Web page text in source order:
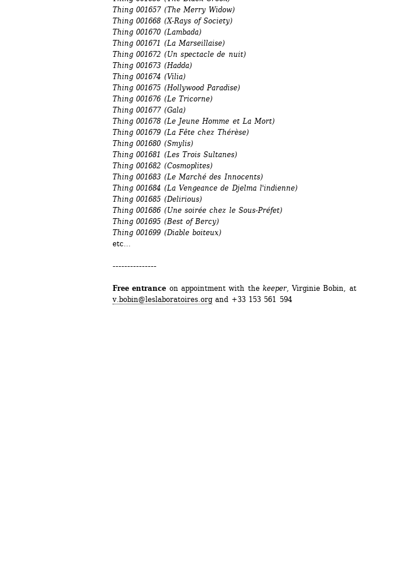
Thing 001657 (The Merry Widow)
Thing 001668 (X-Rays of Society)
Thing 001670 (Lambada)
Thing 001671 (La Marseillaise)
Thing 001672 (Un spectacle de nuit)
Thing 001673 (Hadda)
Thing 001674 (Vilia)
Thing 001675 (Hollywood Paradise)
Thing 001676 (Le Tricorne)
Thing 001677 (Gala)
Thing 001678 (Le Jeune Homme et La Mort)
Thing 001679 (La Fête chez Thérèse)
Thing 001680 (Smylis)
Thing 001681 (Les Trois Sultanes)
Thing 001682 (Cosmoplites)
Thing 001683 (Le Marché des Innocents)
Thing 001684 (La Vengeance de Djelma l'indienne)
Thing 001685 (Delirious)
Thing 001686 (Une soirée chez le Sous-Préfet)
Thing 001695 (Best of Bercy)
Thing 001699 (Diable boiteux)
etc...
---------------
Free entrance on appointment with the keeper, Virginie Bobin, at
v.bobin@leslaboratoires.organd +33 153 561 594